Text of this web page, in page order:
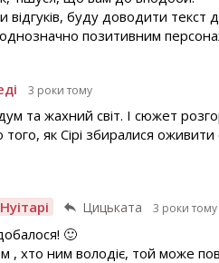
відгуків, буду доводити текст
позитивним
3 роки тому
та жахний світ. І сюжет
як Сірі збиралися
Цицьката 3 роки тому
🙂
, хто ним володіє, той може